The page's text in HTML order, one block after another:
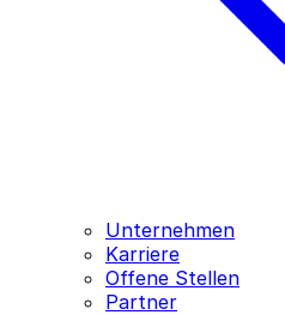
Unternehmen
Karriere
Offene Stellen
Partner